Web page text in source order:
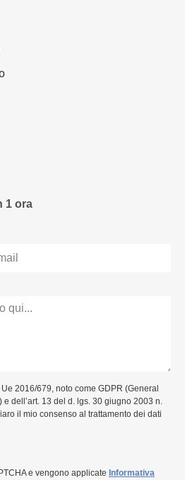
1 ora
2016/679, noto come GDPR (General
dell’art. 13 del d. lgs. 30 giugno 2003 n.
il mio consenso al trattamento dei dati
e vengono applicate Informativa